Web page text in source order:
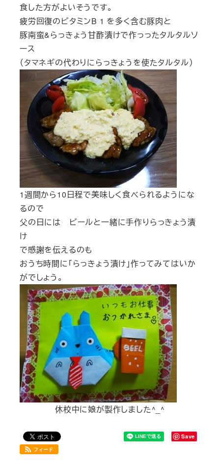
食した方がよいそうです。
疲労回復のビタミンB 1 を多く含む豚肉と
豚南蛮&らっきょう甘酢漬けで作っったタルタルソ
ース
（タマネギの代わりにらっきょうを使たタルタル）
1週間から10日程で美味しく食べられるようにな
るので
父の日には ビールと一緒に手作りらっきょう漬
け
で感謝を伝えるのも
おうち時間に「らっきょう漬け」作ってみてはいか
がでしょう。
休校中に娘が製作しました^_^
Save
フィード